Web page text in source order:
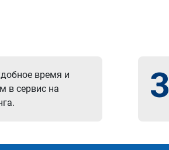
время и
в сервис на
3